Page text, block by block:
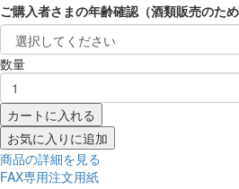
ご購入者さまの年齢確認（酒類販売のため
数量
カートに入れる
お気に入りに追加
商品の詳細を見る
FAX専用注文用紙